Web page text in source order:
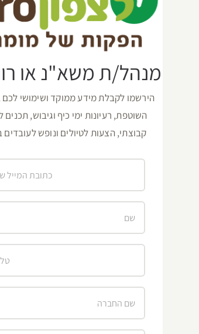
מנהל/ת משא"נ או
הירשמו לקבלת מידע ממוקד ושימושי
השוטפת, רעיונות ימי כיף וגיבוש, תכנים
קבוצתי, הצעות לטיולים ונופש לעובדים